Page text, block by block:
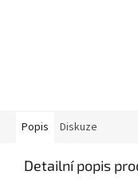
Popis Diskuze
Detailní popis